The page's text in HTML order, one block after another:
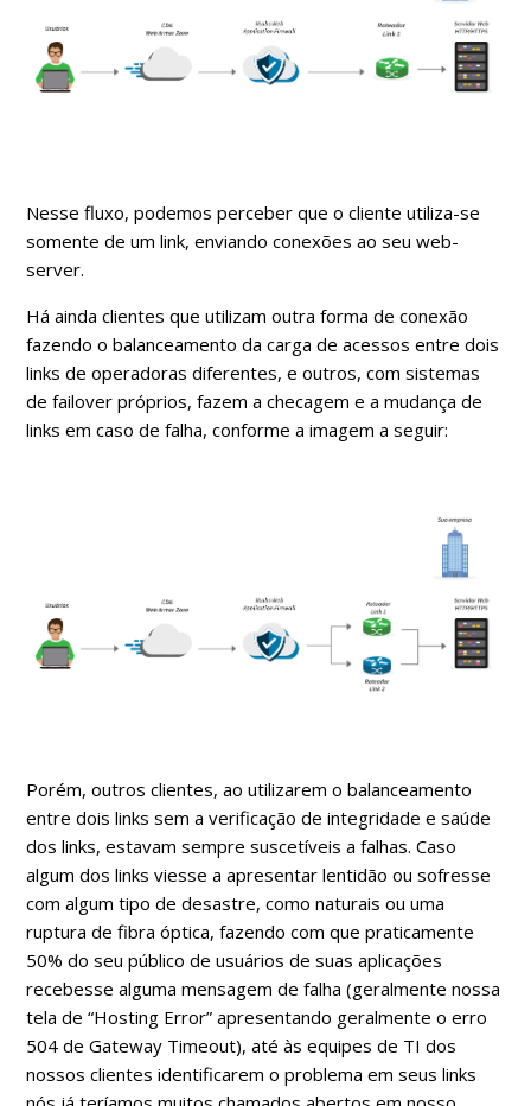
Nesse fluxo, podemos perceber que o cliente utiliza-se
somente de um link, enviando conexões ao seu web-
server.
Há ainda clientes que utilizam outra forma de conexão
fazendo o balanceamento da carga de acessos entre dois
links de operadoras diferentes, e outros, com sistemas
de failover próprios, fazem a checagem e a mudança de
links em caso de falha, conforme a imagem a seguir:
Porém, outros clientes, ao utilizarem o balanceamento
entre dois links sem a verificação de integridade e saúde
dos links, estavam sempre suscetíveis a falhas. Caso
algum dos links viesse a apresentar lentidão ou sofresse
com algum tipo de desastre, como naturais ou uma
ruptura de fibra óptica, fazendo com que praticamente
50% do seu público de usuários de suas aplicações
recebesse alguma mensagem de falha (geralmente nossa
tela de “Hosting Error” apresentando geralmente o erro
504 de Gateway Timeout), até às equipes de TI dos
nossos clientes identificarem o problema em seus links